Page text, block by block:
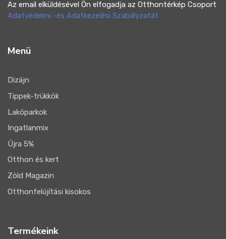
Az email elküldésével Ön elfogadja az Otthontérkép Csoport
Adatvédelmi -és Adatkezelési Szabályzatát
Menü
Dizájn
Tippek-trükkök
Lakóparkok
Ingatlanmix
Újra 5%
Otthon és kert
Zöld Magazin
Otthonfelújítási kisokos
Termékeink